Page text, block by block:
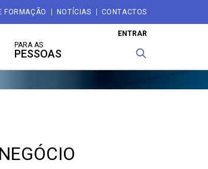
FORMAÇÃO NOTÍCIAS CONTACTOS
ENTRAR
PARA AS
PESSOAS